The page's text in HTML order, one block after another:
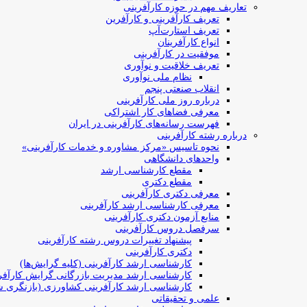
تعاریف مهم در حوزه کارآفرینی
تعریف کارآفرینی و کارآفرین
تعریف استارت‌آپ
انواع کارآفرینان
موفقیت در کارآفرینی
تعریف خلاقیت و نوآوری
نظام ملی نوآوری
انقلاب صنعتی پنجم
درباره روز ملی کارآفرینی
معرفی فضاهای کار اشتراکی
فهرست رسانه‌های کارآفرینی در ایران
درباره رشته کارآفرینی
نحوه تاسیس «مرکز مشاوره و خدمات کارآفرینی»
واحدهای دانشگاهی
مقطع کارشناسی ارشد
مقطع دکتری
معرفی دکتری کارآفرینی
معرفی کارشناسی ارشد کارآفرینی
منابع آزمون دکتری کارآفرینی
سرفصل دروس کارآفرینی
پیشنهاد تغییرات دروس رشته کارآفرینی
دکتری کارآفرینی
کارشناسی ارشد کارآفرینی (کلیه گرایش‌ها)
کارشناسی ارشد مدیریت بازرگانی گرایش
کارشناسی ارشد کارآفرینی کشاورزی (بازنگری
علمی و تحقیقاتی